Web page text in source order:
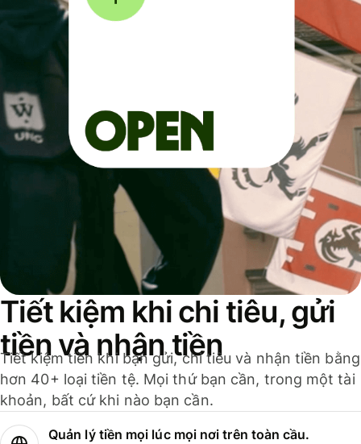
Tiết kiệm khi chi tiêu, gửi
tiền và nhận tiền
Tiết kiệm tiền khi bạn gửi, chi tiêu và nhận tiền bằng
hơn 40+ loại tiền tệ. Mọi thứ bạn cần, trong một tài
khoản, bất cứ khi nào bạn cần.
Quản lý tiền mọi lúc mọi nơi trên toàn cầu.